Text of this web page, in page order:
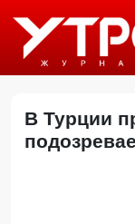
В Турции